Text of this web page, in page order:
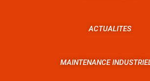
ACTUALITES
MAINTENANCE